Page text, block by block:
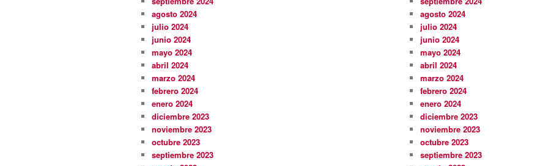
agosto 2024
julio 2024
junio 2024
mayo 2024
abril 2024
marzo 2024
febrero 2024
enero 2024
diciembre 2023
noviembre 2023
octubre 2023
septiembre 2023
agosto 2024
julio 2024
junio 2024
mayo 2024
abril 2024
marzo 2024
febrero 2024
enero 2024
diciembre 2023
noviembre 2023
octubre 2023
septiembre 2023